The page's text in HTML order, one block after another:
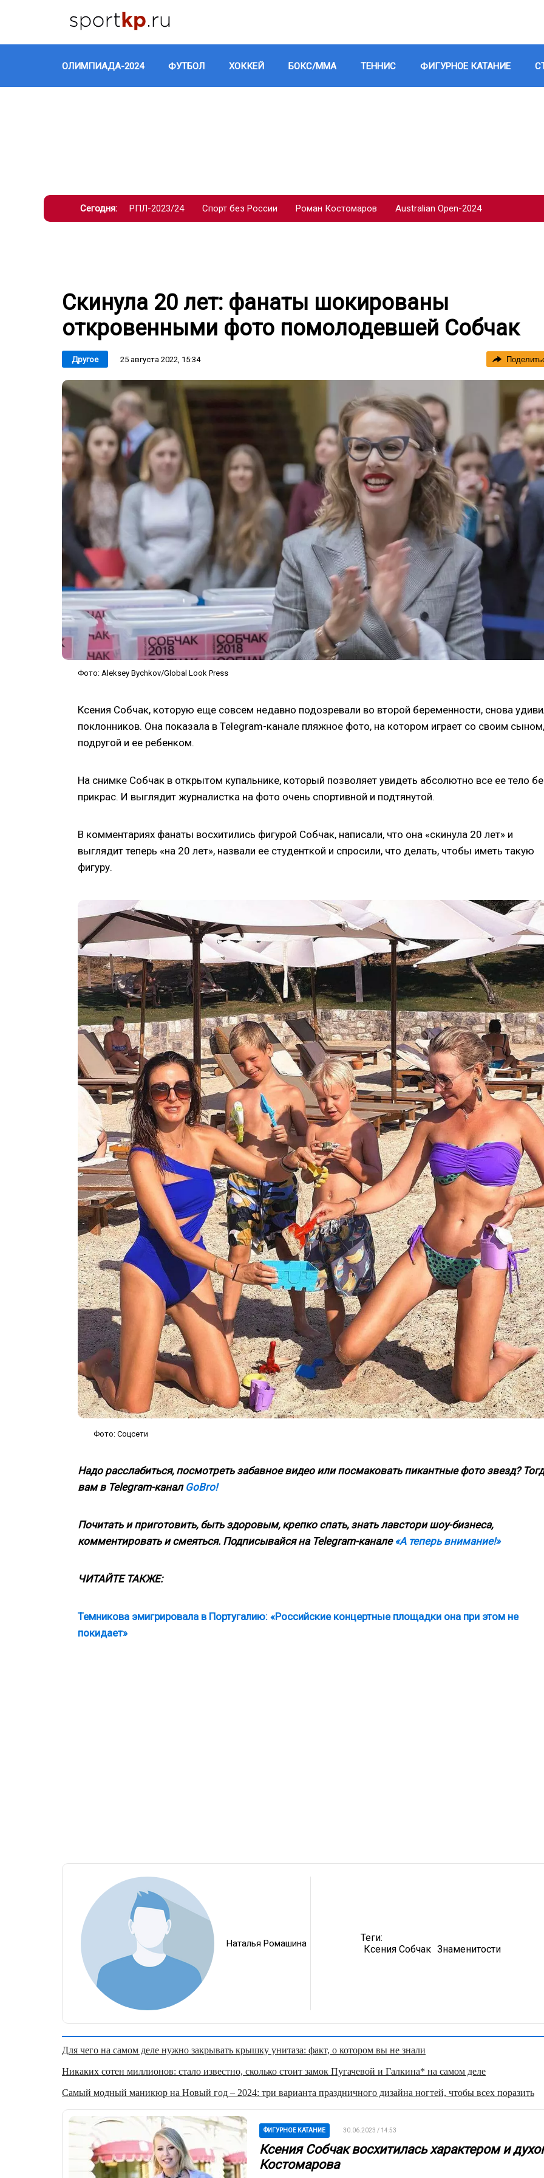
ОЛИМПИАДА-2024 ФУТБОЛ ХОККЕЙ БОКС/ММА ТЕННИС ФИГУРНОЕ КАТАНИЕ
Сегодня: РПЛ-2023/24 Спорт без России Роман Костомаров Australian Open-2024
Скинула 20 лет: фанаты шокированы
откровенными фото помолодевшей Собчак
Другое 25 августа 2022, 15:34
Фото: Aleksey Bychkov/Global Look Press
Ксения Собчак, которую еще совсем недавно подозревали во второй беременности, снова
поклонников. Она показала в Telegram-канале пляжное фото, на котором играет со своим сыном,
подругой и ее ребенком.
На снимке Собчак в открытом купальнике, который позволяет увидеть абсолютно все ее тело
прикрас. И выглядит журналистка на фото очень спортивной и подтянутой.
В комментариях фанаты восхитились фигурой Собчак, написали, что она «скинула 20 лет» и
выглядит теперь «на 20 лет», назвали ее студенткой и спросили, что делать, чтобы иметь такую
фигуру.
Фото: Соцсети
Надо расслабиться, посмотреть забавное видео или посмаковать пикантные фото звезд?
вам в Telegram-канал GoBro!
Почитать и приготовить, быть здоровым, крепко спать, знать лавстори шоу-бизнеса,
комментировать и смеяться. Подписывайся на Telegram-канале «А теперь внимание!»
ЧИТАЙТЕ ТАКЖЕ:
Темникова эмигрировала в Португалию: «Российские концертные площадки она при этом не
покидает»
Наталья Ромашина
Теги:
Ксения Собчак Знаменитости
Для чего на самом деле нужно закрывать крышку унитаза: факт, о котором вы не знали
Никаких сотен миллионов: стало известно, сколько стоит замок Пугачевой и Галкина* на самом деле
Самый модный маникюр на Новый год – 2024: три варианта праздничного дизайна ногтей, чтобы всех поразить
ФИГУРНОЕ КАТАНИЕ 30.06.2023 / 14:53
Ксения Собчак восхитилась характером и
Костомарова